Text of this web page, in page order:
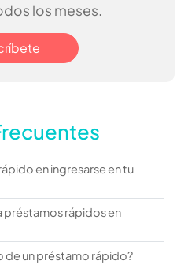
los meses.
en ingresarse en tu
préstamos rápidos en
de un préstamo rápido?